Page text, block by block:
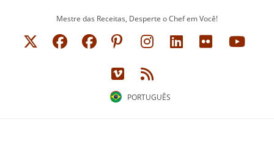
Mestre das Receitas, Desperte o Chef em Você!
PORTUGUÊS